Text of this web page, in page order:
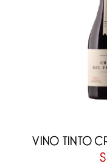
VINO TINTO